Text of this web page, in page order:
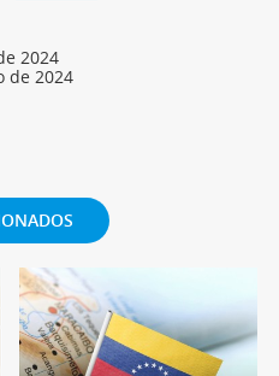
2024
de 2024